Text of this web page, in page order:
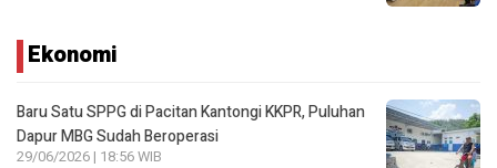
Ekonomi
Baru Satu SPPG di Pacitan Kantongi KKPR, Puluhan
Dapur MBG Sudah Beroperasi
29/06/2026 | 18:56 WIB